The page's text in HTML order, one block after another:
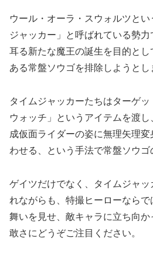
ウール・オーラ・スウォルツと
ジャッカー」と呼ばれている勢
耳る新たな魔王の誕生を目的と
ある常盤ソウゴを排除しようとし
タイムジャッカーたちはターゲ
ウォッチ」というアイテムを渡
成仮面ライダーの姿に無理矢理
わせる、という手法で常盤ソウゴ
ゲイツだけでなく、タイムジャ
れながらも、特撮ヒーローなら
舞いを見せ、敵キャラに立ち向
敢さにどうぞご注目ください。